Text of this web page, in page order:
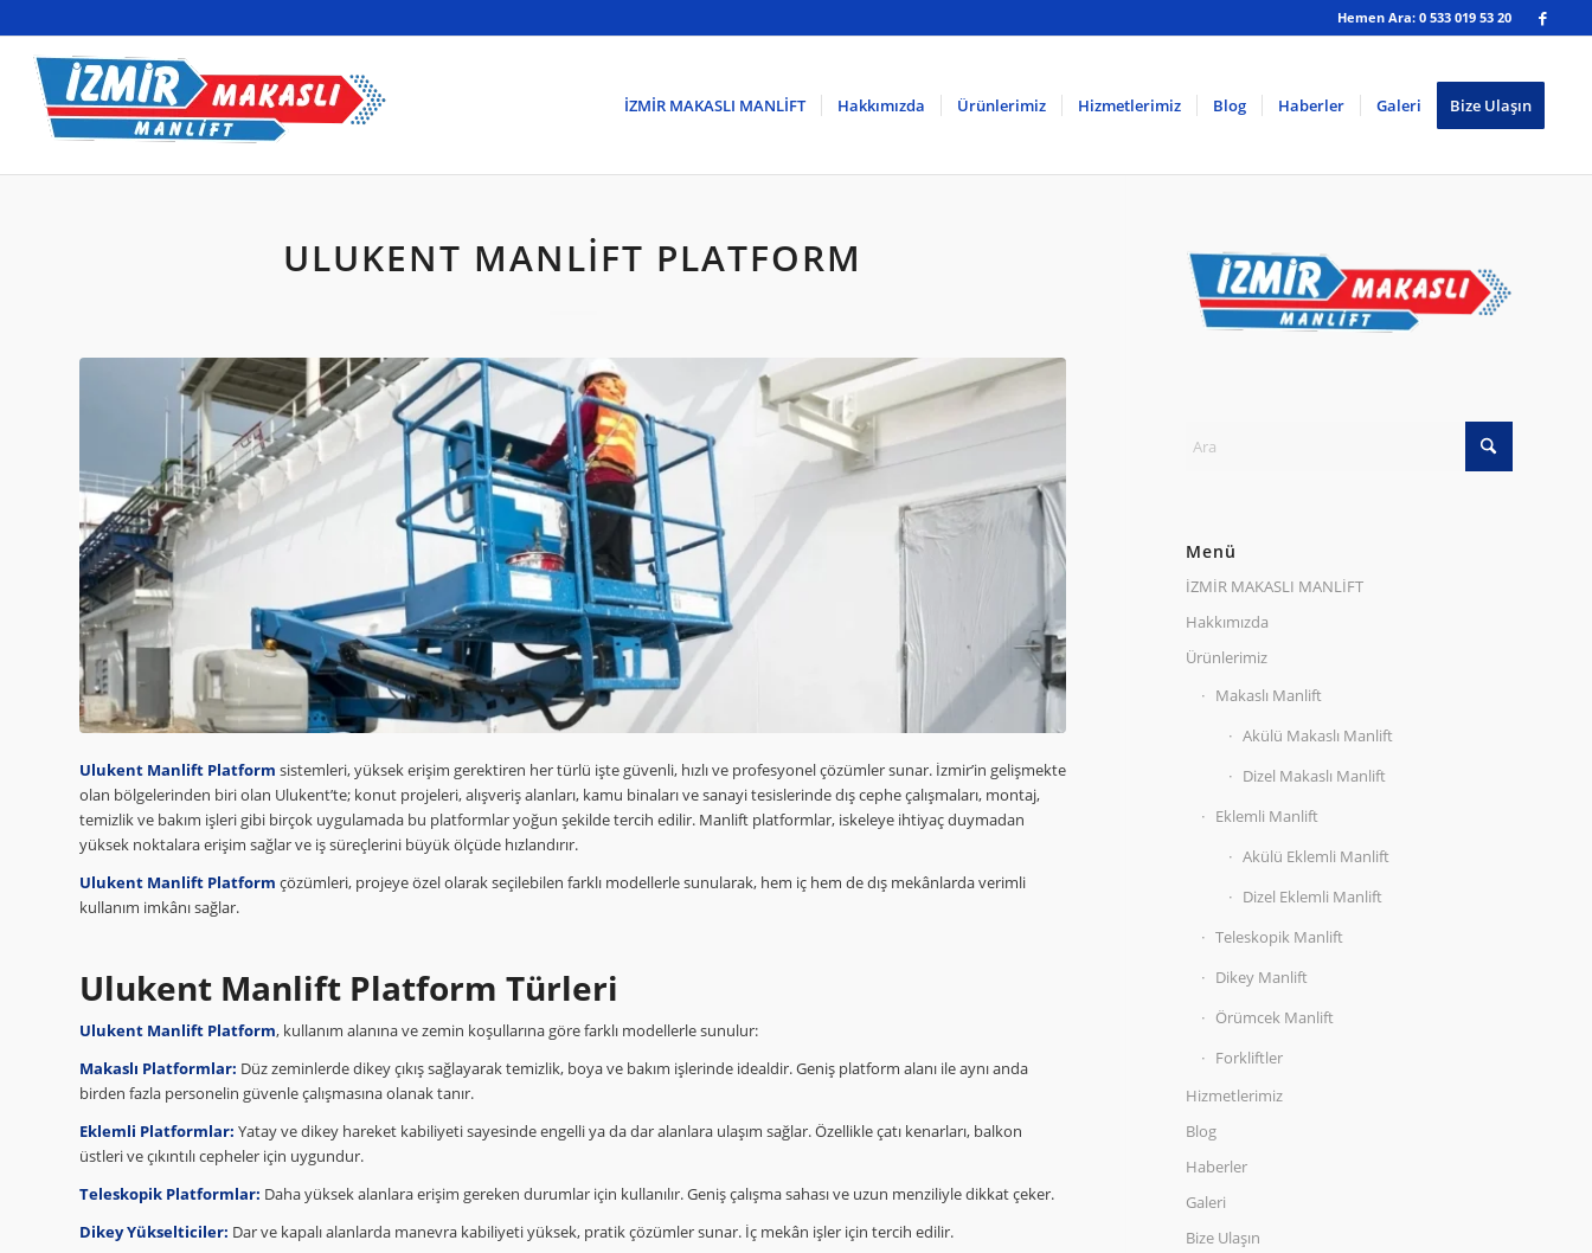
Hemen Ara: 0 533 019 53 20
İZMİR MAKASLI MANLİFT Hakkımızda Ürünlerimiz Hizmetlerimiz Blog Haberler Galeri Bize Ulaşın
ULUKENT MANLİFT PLATFORM
Ulukent Manlift Platform sistemleri, yüksek erişim gerektiren her türlü işte güvenli, hızlı ve profesyonel çözümler sunar. İzmir’in gelişmekte
olan bölgelerinden biri olan Ulukent’te; konut projeleri, alışveriş alanları, kamu binaları ve sanayi tesislerinde dış cephe çalışmaları, montaj,
temizlik ve bakım işleri gibi birçok uygulamada bu platformlar yoğun şekilde tercih edilir. Manlift platformlar, iskeleye ihtiyaç duymadan
yüksek noktalara erişim sağlar ve iş süreçlerini büyük ölçüde hızlandırır.
Ulukent Manlift Platform çözümleri, projeye özel olarak seçilebilen farklı modellerle sunularak, hem iç hem de dış mekânlarda verimli
kullanım imkânı sağlar.
Ulukent Manlift Platform Türleri
Ulukent Manlift Platform, kullanım alanına ve zemin koşullarına göre farklı modellerle sunulur:
Makaslı Platformlar: Düz zeminlerde dikey çıkış sağlayarak temizlik, boya ve bakım işlerinde idealdir. Geniş platform alanı ile aynı anda
birden fazla personelin güvenle çalışmasına olanak tanır.
Eklemli Platformlar: Yatay ve dikey hareket kabiliyeti sayesinde engelli ya da dar alanlara ulaşım sağlar. Özellikle çatı kenarları, balkon
üstleri ve çıkıntılı cepheler için uygundur.
Teleskopik Platformlar: Daha yüksek alanlara erişim gereken durumlar için kullanılır. Geniş çalışma sahası ve uzun menziliyle dikkat çeker.
Dikey Yükselticiler: Dar ve kapalı alanlarda manevra kabiliyeti yüksek, pratik çözümler sunar. İç mekân işler için tercih edilir.
Menü
İZMİR MAKASLI MANLİFT
Hakkımızda
Ürünlerimiz
Makaslı Manlift
Akülü Makaslı Manlift
Dizel Makaslı Manlift
Eklemli Manlift
Akülü Eklemli Manlift
Dizel Eklemli Manlift
Teleskopik Manlift
Dikey Manlift
Örümcek Manlift
Forkliftler
Hizmetlerimiz
Blog
Haberler
Galeri
Bize Ulaşın